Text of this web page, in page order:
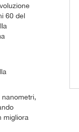
60 del
migliora